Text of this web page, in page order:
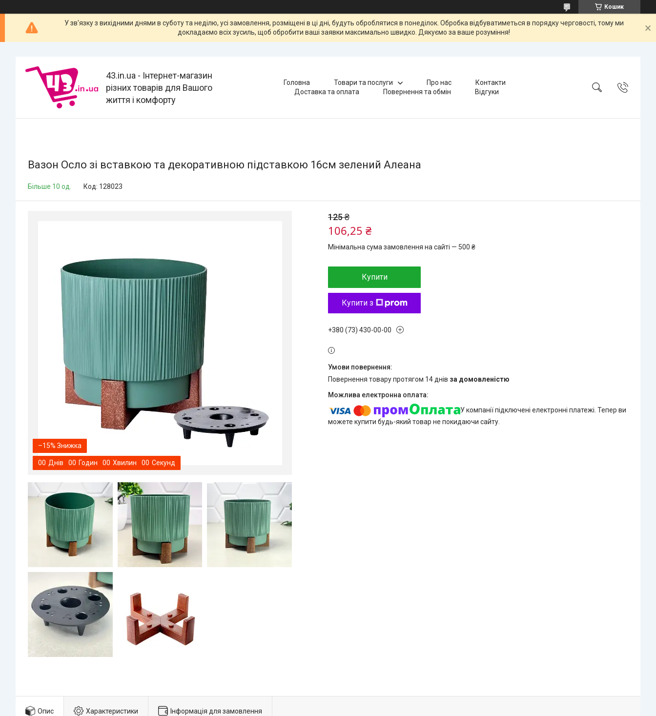
Кошик
У зв'язку з вихідними днями в суботу та неділю, усі замовлення, розміщені в ці дні, будуть оброблятися в понеділок. Обробка відбуватиметься в порядку черговості, тому ми
докладаємо всіх зусиль, щоб обробити ваші заявки максимально швидко. Дякуємо за ваше розуміння!
43.in.ua - Інтернет-магазин
різних товарів для Вашого
життя і комфорту
Головна Товари та послуги Про нас
Контакти
Доставка та оплата
Повернення та обмін Відгуки
Вазон Осло зі вставкою та декоративною підставкою 16см зелений Алеана
Більше 10 од. Код: 128023
–15%
00 Днів 00 Годин 00 Хвилин 00 Секунд
125 ₴
106,25 ₴
Мінімальна сума замовлення на сайті — 500 ₴
Купити
Купити з
+380 (73) 430-00-00
повернення товару протягом 14 днів за домовленістю
У компанії підключені електронні платежі. Тепер ви
можете купити будь-який товар не покидаючи сайту.
Опис Характеристики Інформація для замовлення